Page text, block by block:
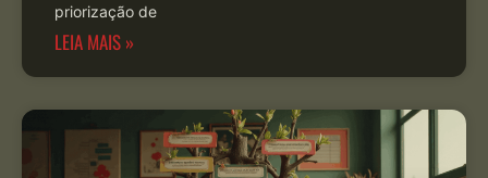
priorização de
LEIA MAIS »